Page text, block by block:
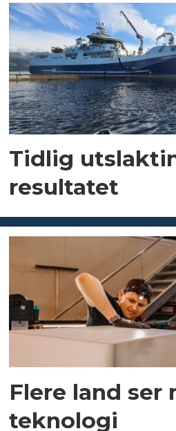
Tidlig
resultatet
Flere land ser
teknologi